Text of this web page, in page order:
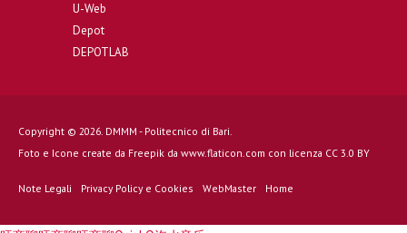
U-Web
Depot
DEPOTLAB
Copyright © 2026. DMMM - Politecnico di Bari.
Foto e Icone create da Freepik da www.flaticon.com con licenza CC 3.0 BY
Note Legali Privacy Policy e Cookies WebMaster Home